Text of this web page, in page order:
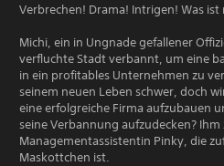
Verbrechen! Drama! Intrigen! Was ist
Michi, ein in Ungnade gefallener
verfluchte Stadt verbannt, um eine
in ein profitables Unternehmen zu
seinem neuen Leben schwer, doch
eine erfolgreiche Firma aufzubauen
seine Verbannung aufzudecken? Ihm
Managementassistentin Pinky, die
Maskottchen ist.